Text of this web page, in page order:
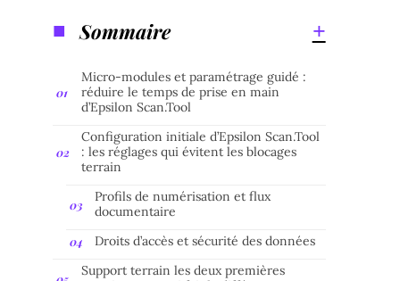
Sommaire
Micro-modules et paramétrage guidé :
réduire le temps de prise en main
d’Epsilon Scan.Tool
Configuration initiale d’Epsilon Scan.Tool
: les réglages qui évitent les blocages
terrain
Profils de numérisation et flux
documentaire
Droits d’accès et sécurité des données
Support terrain les deux premières